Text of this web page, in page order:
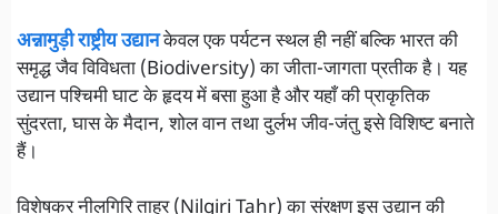
अन्नामुड़ी राष्ट्रीय उद्यानकेवल एक पर्यटन स्थल ही नहीं बल्कि भारत की
समृद्ध जैव विविधता (Biodiversity) का जीता-जागता प्रतीक है। यह
उद्यान पश्चिमी घाट के हृदय में बसा हुआ है और यहाँ की प्राकृतिक
सुंदरता, घास के मैदान, शोल वान तथा दुर्लभ जीव-जंतु इसे विशिष्ट बनाते
हैं।
विशेषकर नीलगिरि ताहर (Nilgiri Tahr) का संरक्षण इस उद्यान की